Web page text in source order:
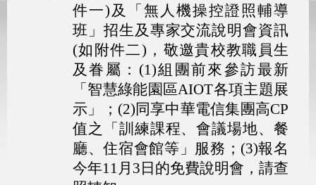
件一)及「無人機操控證照輔導
班」招生及專家交流說明會資訊
(如附件二)，敬邀貴校教職員生
及眷屬：(1)組團前來參訪最新
「智慧綠能園區AIOT各項主題展
示」；(2)同享中華電信集團高CP
值之「訓練課程、會議場地、餐
廳、住宿會館等」服務；(3)報名
今年11月3日的免費說明會，請查